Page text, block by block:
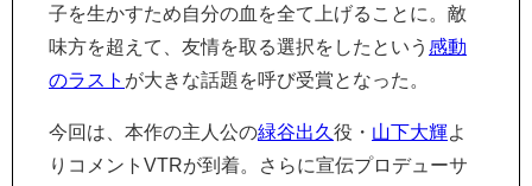
子を生かすため自分の血を全て上げることに。敵
味方を超えて、友情を取る選択をしたという 感動
のラスト が大きな話題を呼び受賞となった。
今回は、本作の主人公の緑谷出久 役・ 山下大輝 よ
りコメントVTRが到着。さらに宣伝プロデューサ